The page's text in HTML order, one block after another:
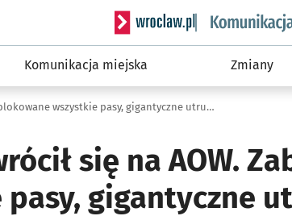
Serwis informacyjny
Komunikacja miejska Zmiany
Bus przewrócił się na AOW. Zablokowane wszystkie pasy, gigantyczne utrudnienia
się na AOW.
gigantyczne